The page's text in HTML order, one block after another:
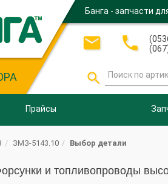
Банга - запчасти
 

Прайсы
ЗМЗ-5143.10 Выбор детали
и топливопроводы